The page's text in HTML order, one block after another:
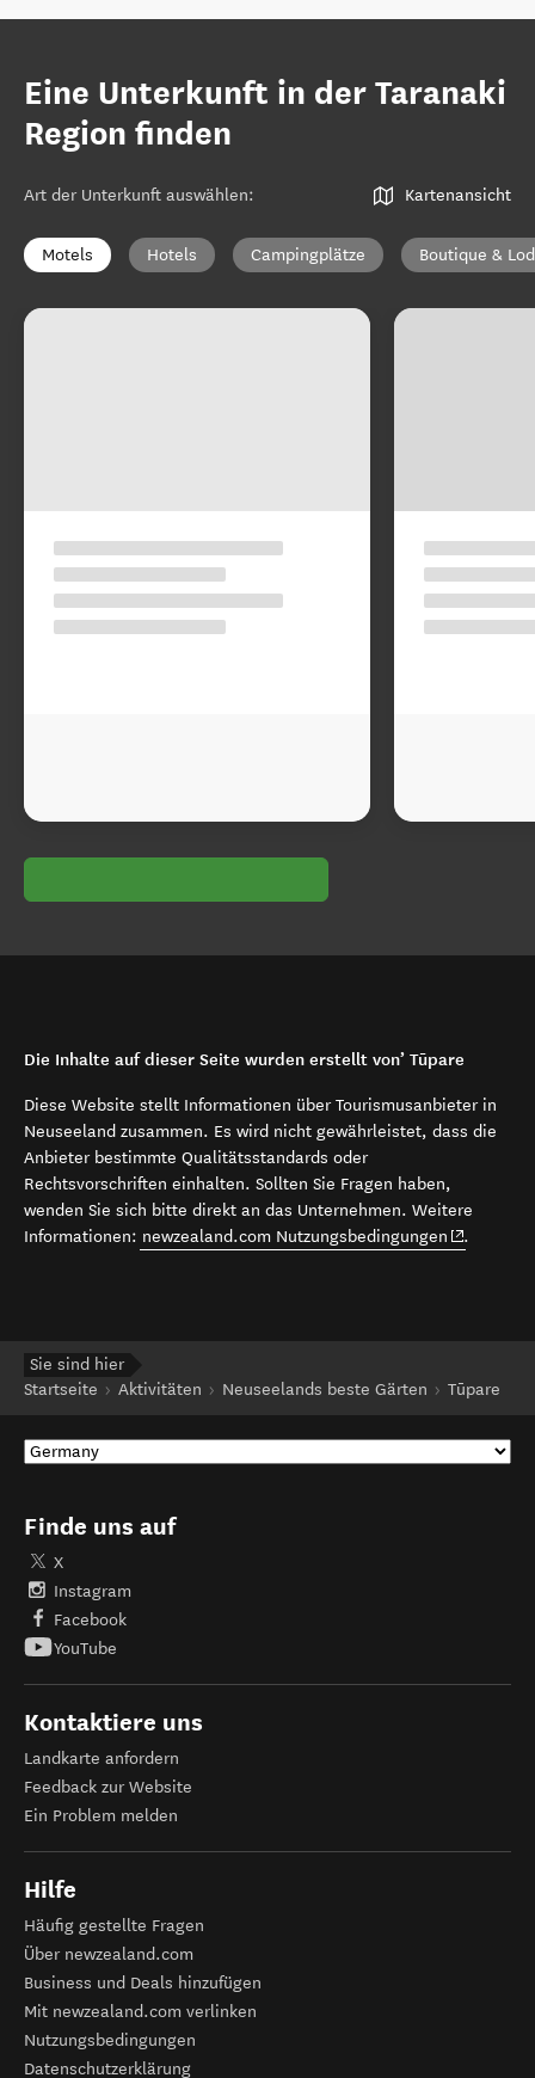
Eine Unterkunft in der Taranaki
Region finden
Art der Unterkunft auswählen: Kartenansicht
Motels Hotels Campingplätze Boutique &
Die Inhalte auf dieser Seite wurden erstellt von’ Tūpare
Diese Website stellt Informationen über Tourismusanbieter in
Neuseeland zusammen. Es wird nicht gewährleistet, dass die
Anbieter bestimmte Qualitätsstandards oder
Rechtsvorschriften einhalten. Sollten Sie Fragen haben,
wenden Sie sich bitte direkt an das Unternehmen. Weitere
Informationen: newzealand.com Nutzungsbedingungen (opens in
.
Sie sind hier
Startseite
Aktivitäten Neuseelands beste Gärten Tūpare
Finde uns auf
X
Instagram
Facebook
YouTube
Kontaktiere uns
Landkarte anfordern
Feedback zur Website
Ein Problem melden
Hilfe
Häufig gestellte Fragen
Über newzealand.com
Business und Deals hinzufügen
Mit newzealand.com verlinken
Nutzungsbedingungen
Datenschutzerklärung